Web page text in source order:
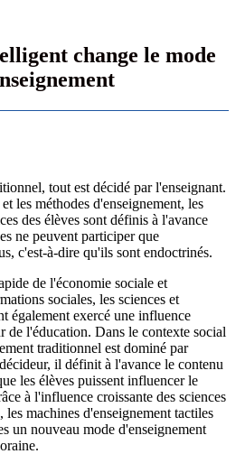
change le mode
tout est décidé par l'enseignant.
les méthodes d'enseignement, les
des élèves sont définis à l'avance
ne peuvent participer que
c'est-à-dire qu'ils sont endoctrinés.
de l'économie sociale et
sociales, les sciences et
également exercé une influence
de l'éducation. Dans le contexte social
traditionnel est dominé par
il définit à l'avance le contenu
les élèves puissent influencer le
à l'influence croissante des sciences
les machines d'enseignement tactiles
un nouveau mode d'enseignement